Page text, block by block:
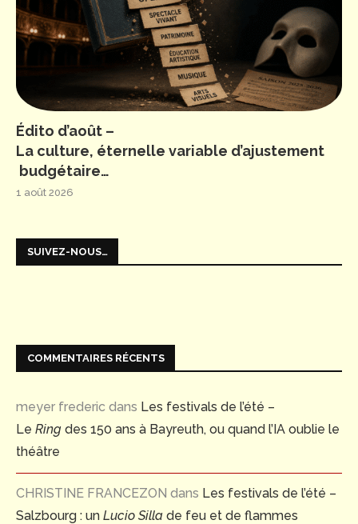
Édito d’août –
La culture, éternelle variable d’ajustement
budgétaire…
1 août 2026
SUIVEZ-NOUS…
COMMENTAIRES RÉCENTS
meyer frederic dans Les festivals de l’été –
Le Ring des 150 ans à Bayreuth, ou quand l’IA oublie le
théâtre
CHRISTINE FRANCEZON dans Les festivals de l’été –
Salzbourg : un Lucio Silla de feu et de flammes